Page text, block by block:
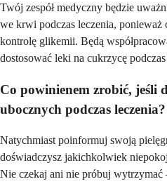
Twój zespół medyczny będzie
we krwi podczas leczenia, ponieważ
kontrolę glikemii. Będą
dostosować leki na cukrzycę
Co powinienem zrobić, jeśli
ubocznych podczas leczenia?
Natychmiast poinformuj swoją
doświadczysz jakichkolwiek
Nie czekaj ani nie próbuj wytrzymać